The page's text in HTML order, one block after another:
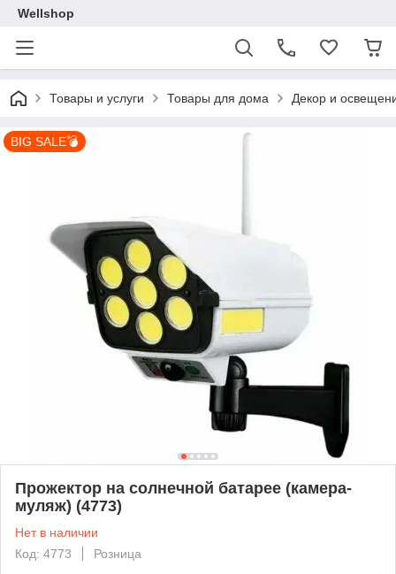
Wellshop
Товары и услуги Товары для дома Декор и
BIG SALE💣
Прожектор на солнечной батарее (камера-
муляж) (4773)
Нет в наличии
Код: 4773
Розница